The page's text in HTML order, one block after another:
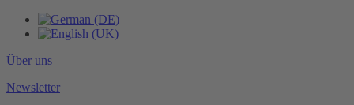
Über uns
Newsletter